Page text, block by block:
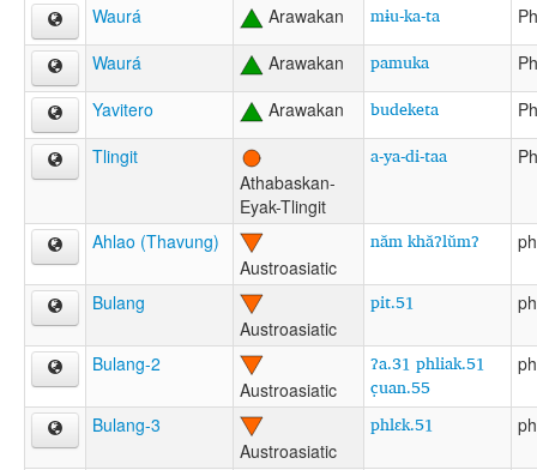
Waurá
Arawakan mɨu-ka-ta
Waurá
Arawakan pamuka
Yavitero
Arawakan budeketa
Tlingit
Athabaskan-
Eyak-Tlingit
a-ya-di-taa
Ahlao (Thavung)
Austroasiatic
năm khăʔlŭmʔ
Bulang
Austroasiatic
pit.51
Bulang-2
Austroasiatic
ʔa.31 phliak.51
c̣uan.55
Bulang-3
Austroasiatic
phlɛk.51